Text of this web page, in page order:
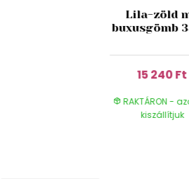
Lila-zöld
buxusgömb
15 240 Ft
RAKTÁRON -
kiszállítjuk